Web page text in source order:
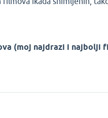
(moj najdrazi i najbolji